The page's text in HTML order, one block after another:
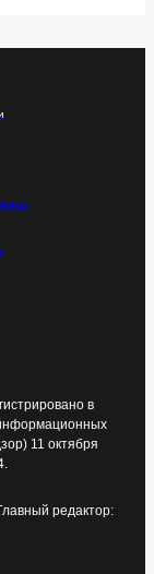
в
11 октября
редактор: